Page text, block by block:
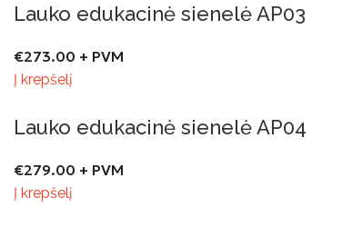
Lauko edukacinė sienelė AP03
€273.00 + PVM
Į krepšelį
Lauko edukacinė sienelė AP04
€279.00 + PVM
Į krepšelį